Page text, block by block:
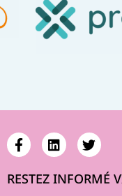
RESTEZ INFORMÉ